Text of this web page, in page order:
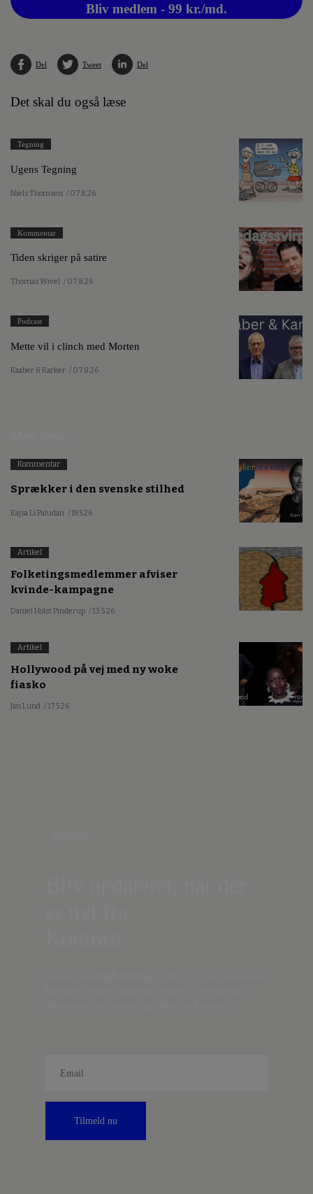
Bliv medlem - 99 kr./md.
Del Tweet Del
Det skal du også læse
Tegning
Ugens Tegning
Niels Thomsen / 07.8.26
Kommentar
Tiden skriger på satire
Thomas Wivel / 07.8.26
Podcast
Mette vil i clinch med Morten
Kaaber & Karker / 07.8.26
Kommentar
Sprækker i den svenske stilhed
Kajsa Li Paludan / 19.5.26
Artikel
Folketingsmedlemmer afviser
kvinde-kampagne
Daniel Holst Pinderup / 13.5.26
Artikel
Hollywood på vej med ny woke
fiasko
Jan Lund / 17.5.26
Tilmeld nu